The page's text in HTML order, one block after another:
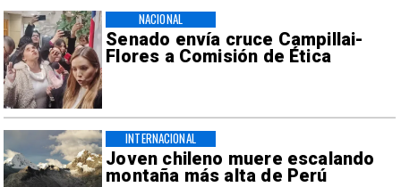
Senado envía cruce Campillai-
Flores a Comisión de Ética
NACIONAL
Joven chileno muere escalando
montaña más alta de Perú
INTERNACIONAL